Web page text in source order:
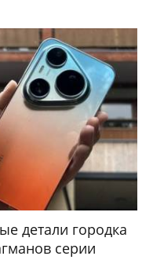
детали городка
серии